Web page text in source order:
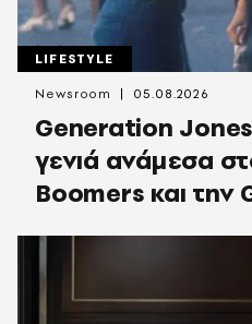
LIFESTYLE
Generation
γενιά ανάμεσα
Boomers και την
Newsroom 05.08.2026